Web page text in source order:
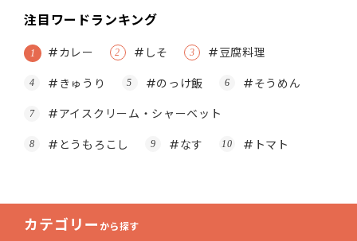
注目ワードランキング
#カレー #しそ
#豆腐料理
#きゅうり
#のっけ飯
#そうめん
#アイスクリーム・シャーベット
#とうもろこし
#なす #トマト
カテゴリー から探す